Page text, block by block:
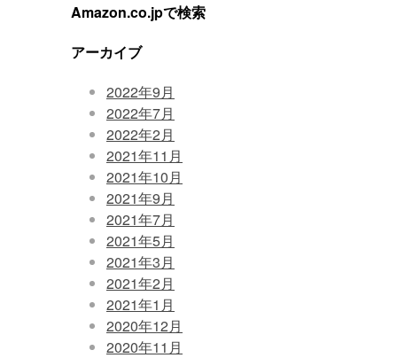
Amazon.co.jpで検索
アーカイブ
2022年9月
2022年7月
2022年2月
2021年11月
2021年10月
2021年9月
2021年7月
2021年5月
2021年3月
2021年2月
2021年1月
2020年12月
2020年11月